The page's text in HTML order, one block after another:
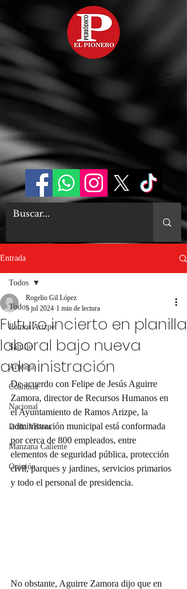
Entrada
Todos
Ramos Arizpe
Saltillo
Arteaga
Coahuila
Nacional
Doña Víbora
Manzana Caliente
Opinión
Todos
Futuro incierto en planilla
laboral bajo nueva
administración
Rogelio Gil López
5 jul 2024 1 min de lectura
De acuerdo con Felipe de Jesús Aguirre
Zamora, director de Recursos Humanos en
el Ayuntamiento de Ramos Arizpe, la
administración municipal está conformada
por cerca de 800 empleados, entre
elementos de seguridad pública, protección
civil, parques y jardines, servicios primarios
y todo el personal de presidencia.
No obstante, Aguirre Zamora dijo que en